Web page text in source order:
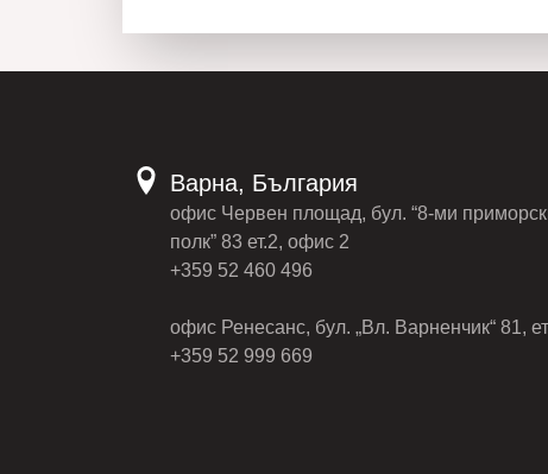
Варна, България
офис Червен площад, бул. “8-ми
полк” 83 ет.2, офис 2
+359 52 460 496
офис Ренесанс, бул. „Вл. Варненчик“ 81,
+359 52 999 669